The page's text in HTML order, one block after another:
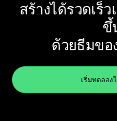
สร้างได้รวดเร็
ขึ้
ด้วยธีมขอ
เริ่มทดลอง